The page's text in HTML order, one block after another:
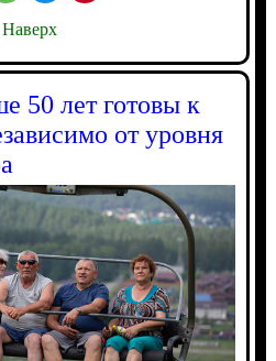
Наверх
50 лет готовы к
от уровня